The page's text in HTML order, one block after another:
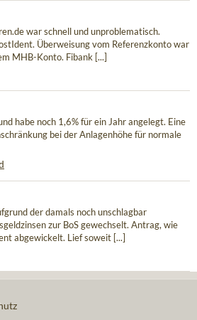
war schnell und unproblematisch.
Überweisung vom Referenzkonto war
MHB-Konto. Fibank [...]
habe noch 1,6% für ein Jahr angelegt. Eine
bei der Anlagenhöhe für normale
der damals noch unschlagbar
zur BoS gewechselt. Antrag, wie
abgewickelt. Lief soweit [...]